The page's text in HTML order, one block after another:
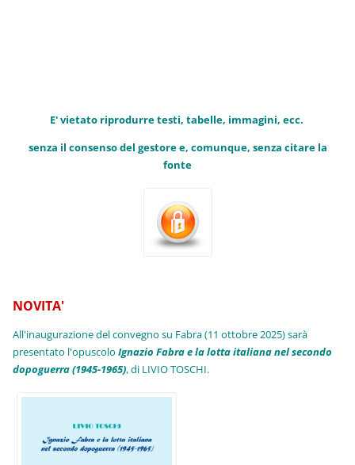
E' vietato riprodurre testi, tabelle, immagini, ecc.
senza il consenso del gestore e, comunque, senza citare la
fonte
NOVITA'
All'inaugurazione del convegno su Fabra (11 ottobre 2025) sarà
presentato l'opuscoloIgnazio Fabra e la lotta italiana nel secondo
dopoguerra (1945-1965), di LIVIO TOSCHI.